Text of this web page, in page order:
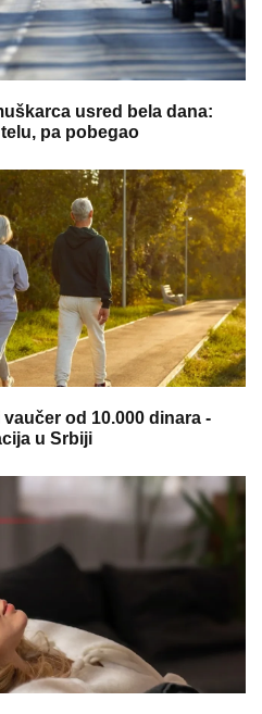
usred bela dana:
pa pobegao
od 10.000 dinara -
u Srbiji